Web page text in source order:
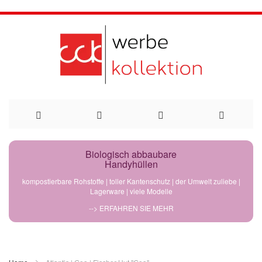
Direkt
Biologisch abbaubare
Handyhüllen
kompostierbare Rohstoffe | toller Kantenschutz | der Umwelt zuliebe |
Lagerware | viele Modelle
--> ERFAHREN SIE MEHR